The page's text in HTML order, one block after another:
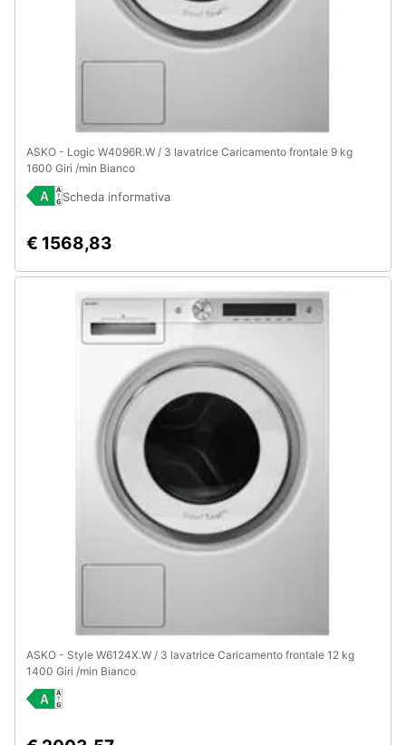
ASKO - Logic W4096R.W / 3 lavatrice Caricamento frontale 9 kg
1600 Giri /min Bianco
Scheda informativa
€ 1568,83
ASKO - Style W6124X.W / 3 lavatrice Caricamento frontale 12 kg
1400 Giri /min Bianco